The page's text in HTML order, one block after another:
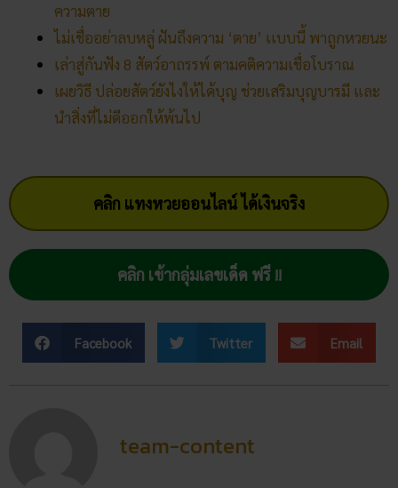
ความตาย
ไม่เชื่ออย่าลบหลู่ ฝันถึงความ ‘ตาย’ เเบบนี้ พาถูกหวยนะ
เล่าสู่กันฟัง 8 สัตว์อาถรรพ์ ตามคติความเชื่อโบราณ
เผยวิธี ปล่อยสัตว์ยังไงให้ได้บุญ ช่วยเสริมบุญบารมี และ
นำสิ่งที่ไม่ดีออกให้พ้นไป
คลิก แทงหวยออนไลน์ ได้เงินจริง
คลิก เข้ากลุ่มเลขเด็ด ฟรี !!
Facebook Twitter Email
team-content